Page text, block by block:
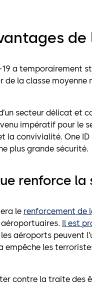
19 a temporairement
de la classe
secteur délicat et
impératif pour le
la convivialité. One
plus grande sécurité.
renforce la
le renforcement de
Il est
les aéroports peuvent
empêche les
contre la traite des